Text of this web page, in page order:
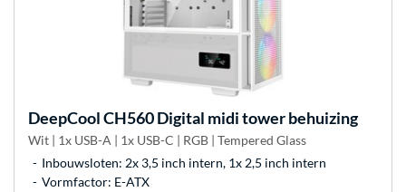
DeepCoolCH560 Digital midi tower behuizing
Wit | 1x USB-A | 1x USB-C | RGB | Tempered Glass
Inbouwsloten: 2x 3,5 inch intern, 1x 2,5 inch intern
Vormfactor: E-ATX